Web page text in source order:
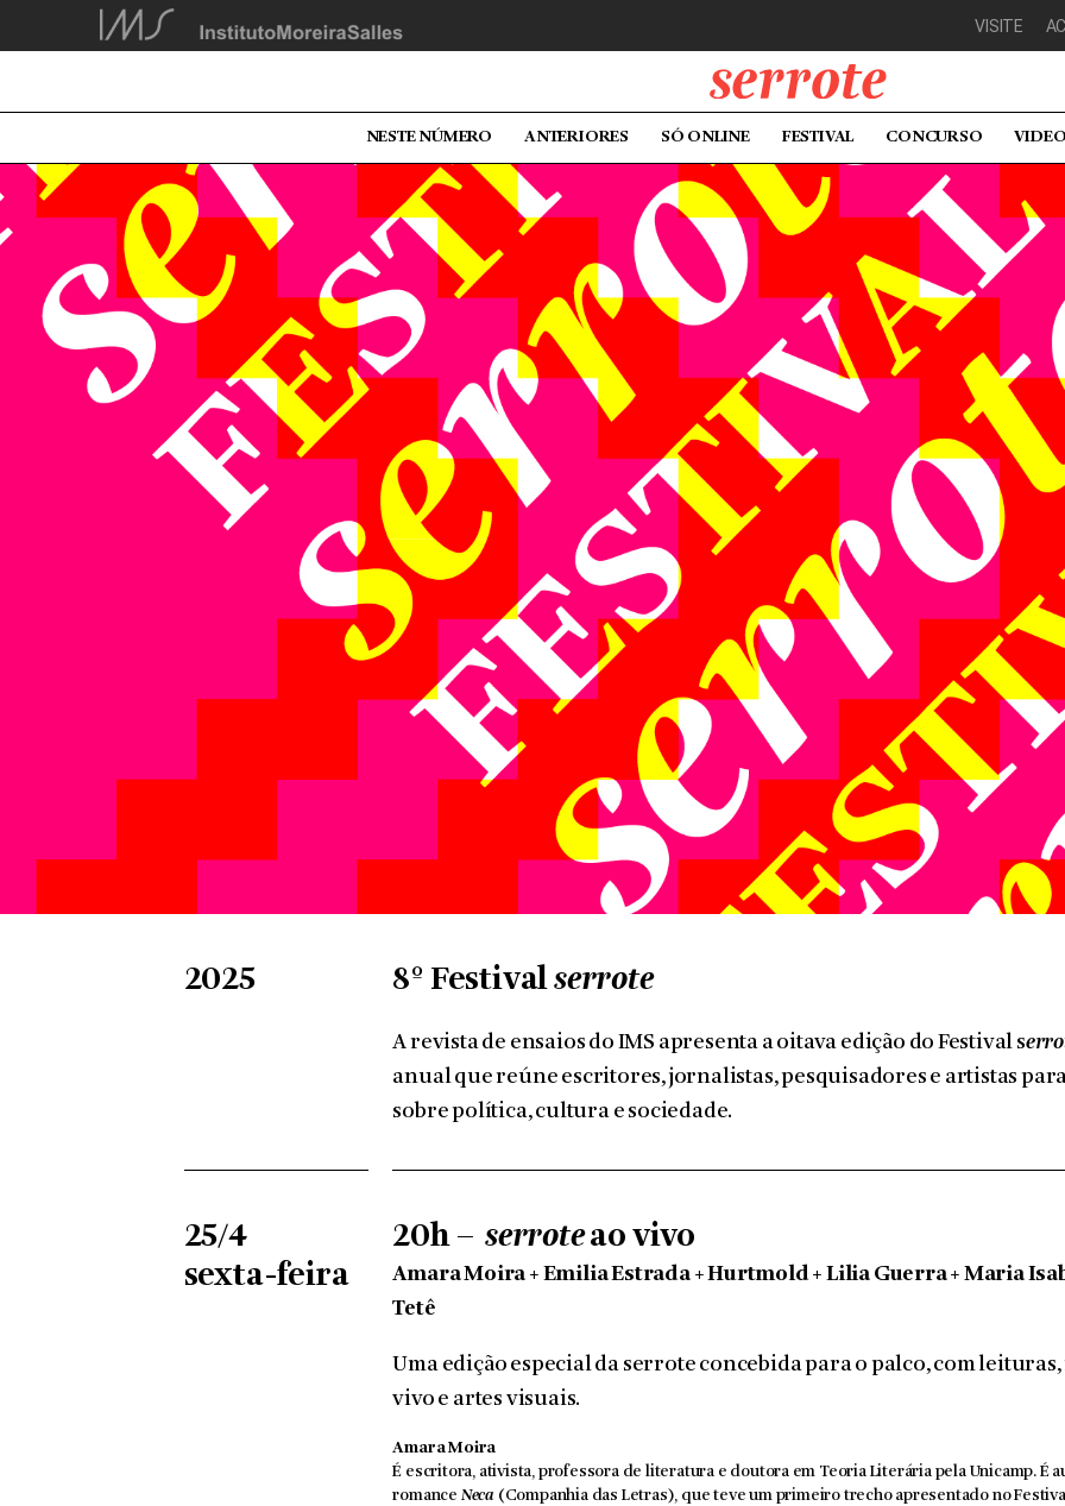
VISITE
NESTE NÚMERO ANTERIORES SÓ ONLINE FESTIVAL CONCURSO
2025 8º Festivalserrote
A revista de ensaios do IMS apresenta a oitava edição do Festival s
anual que reúne escritores, jornalistas, pesquisadores e artistas
sobre política, cultura e sociedade.
25/4
sexta-feira
20h – serroteao vivo
Amara Moira + Emilia Estrada + Hurtmold + Lilia Guerra + Maria
Tetê
Uma edição especial da serrote concebida para o palco, com leituras,
vivo e artes visuais.
Amara Moira
É escritora, ativista, professora de literatura e doutora em Teoria Literária pela Unicamp. É
romance Neca(Companhia das Letras), que teve um primeiro trecho apresentado no